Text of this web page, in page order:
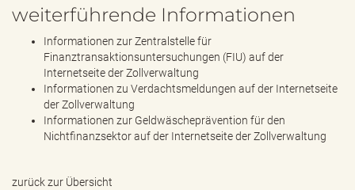
weiterführende Informationen
Informationen zur Zentralstelle für
Finanztransaktionsuntersuchungen (FIU) auf der
Internetseite der Zollverwaltung
Informationen zu Verdachtsmeldungen auf der Internetseite
der Zollverwaltung
Informationen zur Geldwäscheprävention für den
Nichtfinanzsektor auf der Internetseite der Zollverwaltung
zurück zur Übersicht